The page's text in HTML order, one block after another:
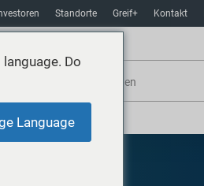
Standorte Greif+ Kontakt
Do
Language